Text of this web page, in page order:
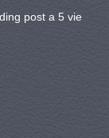
post a 5 vie